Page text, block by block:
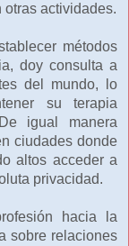
actividades.
métodos
doy consulta a
del mundo, lo
su terapia
igual manera
ciudades donde
altos acceder a
privacidad.
hacia la
sobre relaciones